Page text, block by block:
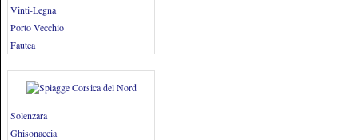
Vinti-Legna
Porto Vecchio
Fautea
Solenzara
Ghisonaccia